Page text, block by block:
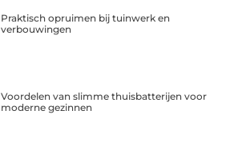
Praktisch opruimen bij tuinwerk en
verbouwingen
Voordelen van slimme thuisbatterijen voor
moderne gezinnen